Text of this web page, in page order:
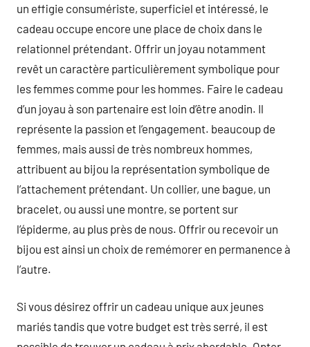
un effigie consumériste, superficiel et intéressé, le
cadeau occupe encore une place de choix dans le
relationnel prétendant. Offrir un joyau notamment
revêt un caractère particulièrement symbolique pour
les femmes comme pour les hommes. Faire le cadeau
d’un joyau à son partenaire est loin d’être anodin. Il
représente la passion et l’engagement. beaucoup de
femmes, mais aussi de très nombreux hommes,
attribuent au bijou la représentation symbolique de
l’attachement prétendant. Un collier, une bague, un
bracelet, ou aussi une montre, se portent sur
l’épiderme, au plus près de nous. Offrir ou recevoir un
bijou est ainsi un choix de remémorer en permanence à
l’autre.
Si vous désirez offrir un cadeau unique aux jeunes
mariés tandis que votre budget est très serré, il est